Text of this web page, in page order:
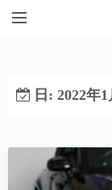
日: 2022年1